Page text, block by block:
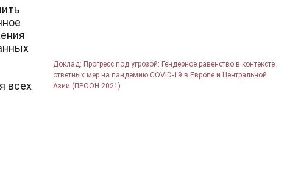
всех
Доклад: Прогресс под угрозой: Гендерное равенство в контексте
ответных мер на пандемию COVID-19 в Европе и Центральной
Азии (ПРООН 2021)